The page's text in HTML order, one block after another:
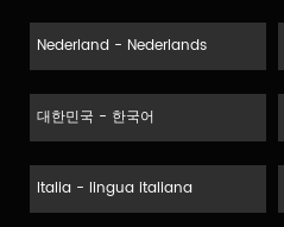
Nederland - Nederlands
대한민국 - 한국어
Italia - lingua italiana